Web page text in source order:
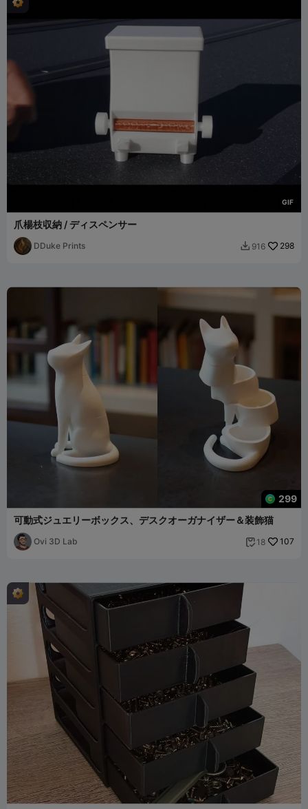
GIF
爪楊枝収納 / ディスペンサー
DDuke Prints  916 298
299
可動式ジュエリーボックス、デスクオーガナイザー＆装飾猫
Ovi 3D Lab  18 107